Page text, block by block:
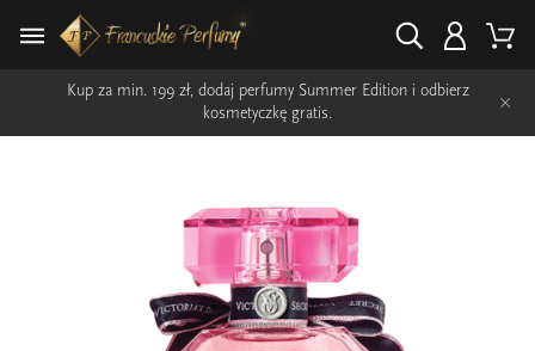
Kup za min. 199 zł, dodaj perfumy Summer Edition i odbierz
kosmetyczkę gratis.
×